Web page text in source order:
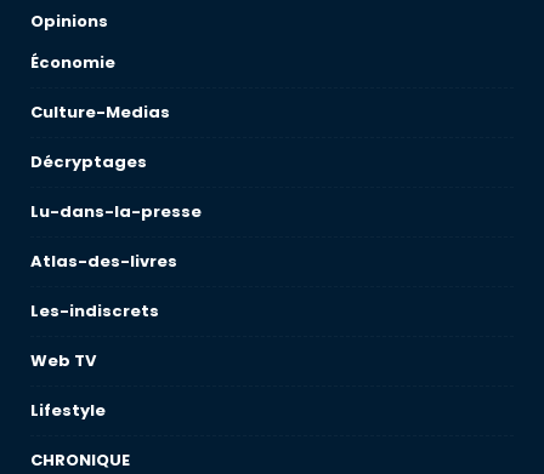
Opinions
Économie
Culture-Medias
Décryptages
Lu-dans-la-presse
Atlas-des-livres
Les-indiscrets
Web TV
Lifestyle
CHRONIQUE